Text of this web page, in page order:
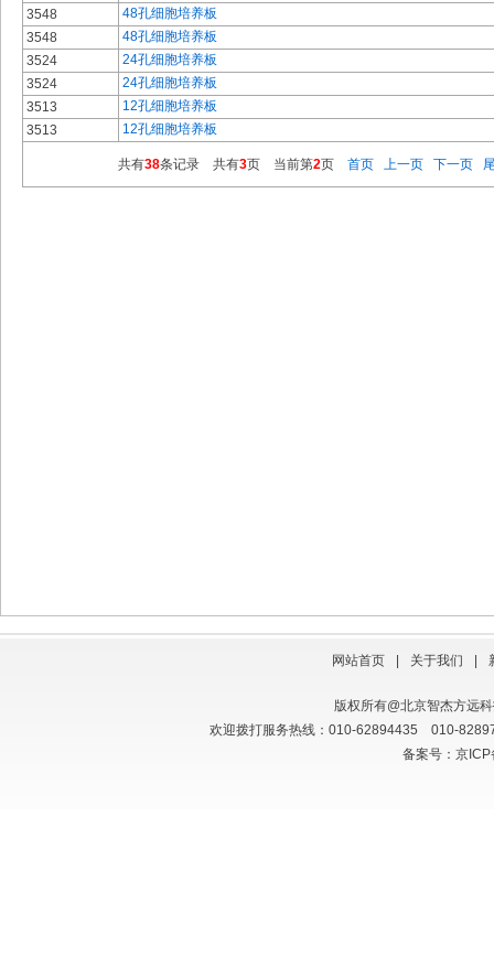
3548
48孔细胞培养板
3548
48孔细胞培养板
3524
24孔细胞培养板
3524
24孔细胞培养板
3513
12孔细胞培养板
3513
12孔细胞培养板
共有38条记录 共有3页 当前第2页 首页 上一页 下一页
网站首页 关于我们
版权所有@北京智杰方
欢迎拨打服务热线：010-62894435 010-
备案号：京